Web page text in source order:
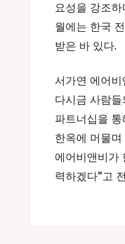
요성을 강조
월에는 한국
받은 바 있다.
서가연 에어
다시금 사람
파트너십을
한옥에 머물
에어비앤비가
력하겠다”고